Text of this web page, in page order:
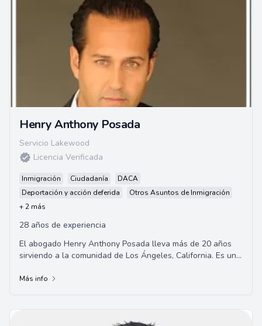
Henry Anthony Posada
Servicio Lakewood
Licencia Verificada
Inmigración Ciudadanía
DACA
Deportación y acción deferida
Otros Asuntos de Inmigración
+ 2 más
28 años de experiencia
El abogado Henry Anthony Posada lleva más de 20 años
sirviendo a la comunidad de Los Ángeles, California. Es un
Más info